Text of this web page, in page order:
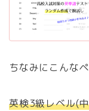
ちなみにこんな
英検3級レベル(